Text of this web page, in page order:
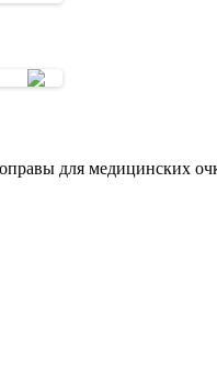
для медицинских